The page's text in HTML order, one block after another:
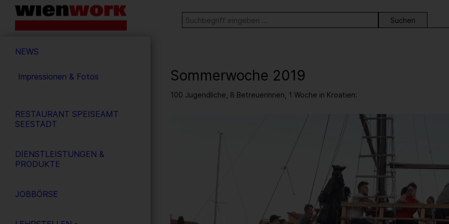
Barrierefreie
Bedienung
Webseite
Stichwortsuche
SUCHE
NEWS
Impressionen & Fotos
RESTAURANT SPEISEAMT
SEESTADT
DIENSTLEISTUNGEN &
PRODUKTE
JOBBÖRSE
Sommerwoche 2019
100 Jugendliche, 8 Betreuerinnen, 1 Woche in Kroatien: